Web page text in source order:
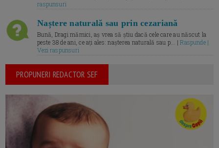
raspunsuri
Naștere naturală sau prin cezariană
Bună, Dragi mămici, aș vrea să știu dacă cele care au născut la
peste 38 de ani, ce ați ales: nașterea naturală sau p... |Raspunde |
Vezi raspunsuri
PROPUNERI REDACTOR SEF